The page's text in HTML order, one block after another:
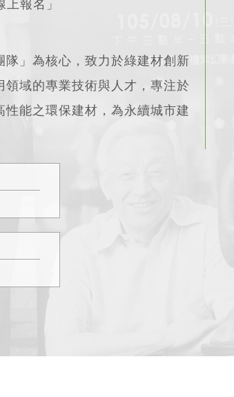
報名」
」為核心，致力於綠建材創新
域的專業技術與人才，專注於
能之環保建材，為永續城市建
精於廢棄物再製輕質粒料之製
物（如水庫淤泥、漿紙污泥、
化」理念，將都市廢棄物視為
Economy）與都市採礦
商，產品備受國內外客戶期